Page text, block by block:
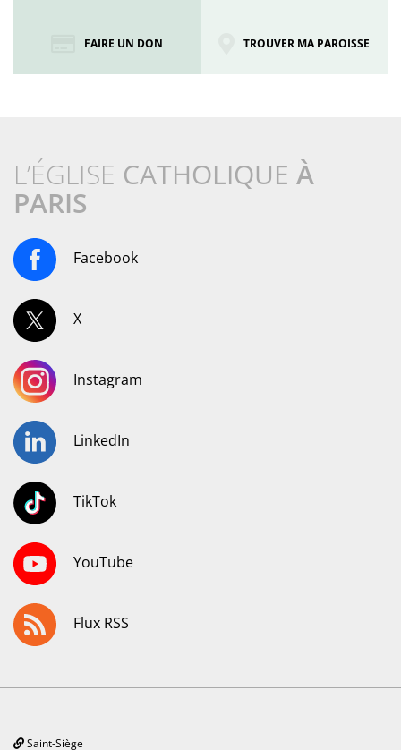
FAIRE UN DON TROUVER MA PAROISSE
L’ÉGLISE CATHOLIQUE À
PARIS
Facebook
X
Instagram
LinkedIn
TikTok
YouTube
Flux RSS
Saint-Siège